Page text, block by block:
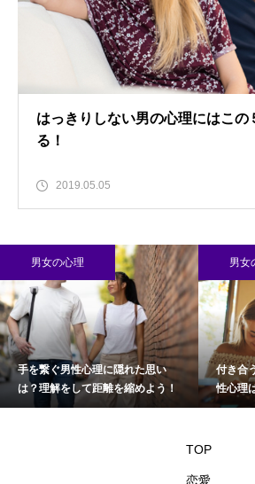
はっきりしない男の心理にはこの
る！
2019.05.05
男女の心理
付き合う前にスキンシップする男
性心理は？距離を保つコツについ
て
職
を
TOP
恋愛